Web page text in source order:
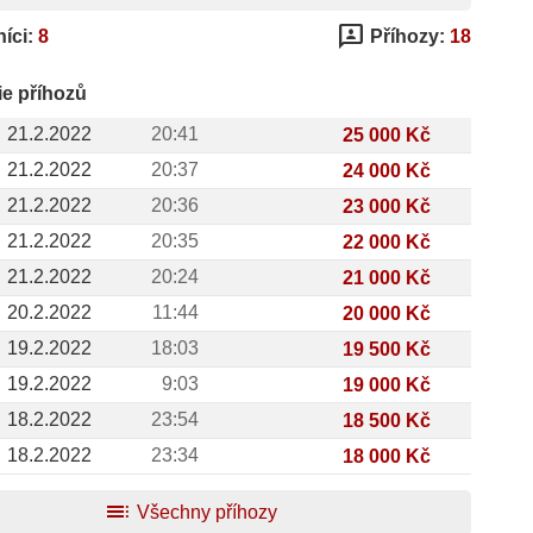
8 3p Příhozy: 18
příhozů
21.2.2022
20:41
25 000 Kč
21.2.2022
20:37
24 000 Kč
21.2.2022
20:36
23 000 Kč
21.2.2022
20:35
22 000 Kč
21.2.2022
20:24
21 000 Kč
20.2.2022
11:44
20 000 Kč
19.2.2022
18:03
19 500 Kč
19.2.2022
9:03
19 000 Kč
18.2.2022
23:54
18 500 Kč
18.2.2022
23:34 18 000 Kč
toc Všechny příhozy